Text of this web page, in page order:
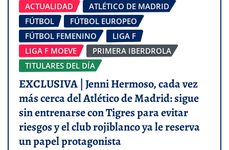
ACTUALIDAD
ATLÉTICO DE MADRID
FÚTBOL
FÚTBOL EUROPEO
FÚTBOL FEMENINO
LIGA F
LIGA F MOEVE
PRIMERA IBERDROLA
TITULARES DEL DÍA
EXCLUSIVA | Jenni Hermoso, cada vez
más cerca del Atlético de Madrid: sigue
sin entrenarse con Tigres para evitar
riesgos y el club rojiblanco ya le reserva
un papel protagonista